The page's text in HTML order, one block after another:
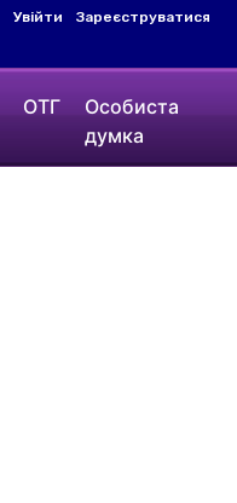
Увійти Зареєструватися
ОТГ
Особиста
думка